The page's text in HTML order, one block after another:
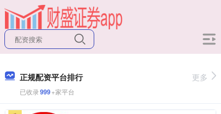
正规配资平台排行
已收录999+家平台
更多